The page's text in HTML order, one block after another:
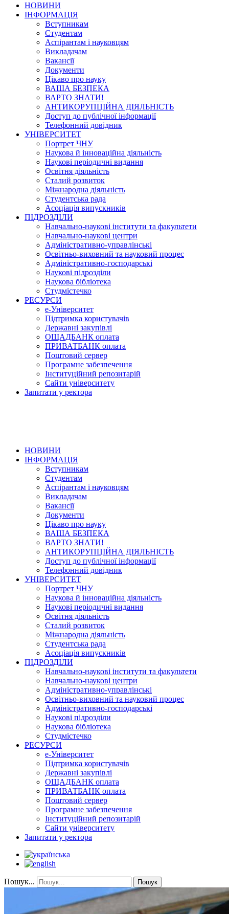
НОВИНИ
ІНФОРМАЦІЯ
Вступникам
Студентам
Аспірантам і науковцям
Викладачам
Вакансії
Документи
Цікаво про науку
ВАША БЕЗПЕКА
ВАРТО ЗНАТИ!
АНТИКОРУПЦІЙНА ДІЯЛЬНІСТЬ
Доступ до публічної інформації
Телефонний довідник
УНІВЕРСИТЕТ
Портрет ЧНУ
Наукова й інноваційна діяльність
Наукові періодичні видання
Освітня діяльність
Сталий розвиток
Міжнародна діяльність
Студентська рада
Асоціація випускників
ПІДРОЗДІЛИ
Навчально-наукові інститути та факультети
Навчально-наукові центри
Адміністративно-управлінські
Освітньо-виховний та науковий процес
Адміністративно-господарські
Наукові підрозділи
Наукова бібліотека
Студмістечко
РЕСУРСИ
е-Університет
Підтримка користувачів
Державні закупівлі
ОЩАДБАНК оплата
ПРИВАТБАНК оплата
Поштовий сервер
Програмне забезпечення
Інституційний репозитарій
Сайти університету
Запитати у ректора
НОВИНИ
ІНФОРМАЦІЯ
Вступникам
Студентам
Аспірантам і науковцям
Викладачам
Вакансії
Документи
Цікаво про науку
ВАША БЕЗПЕКА
ВАРТО ЗНАТИ!
АНТИКОРУПЦІЙНА ДІЯЛЬНІСТЬ
Доступ до публічної інформації
Телефонний довідник
УНІВЕРСИТЕТ
Портрет ЧНУ
Наукова й інноваційна діяльність
Наукові періодичні видання
Освітня діяльність
Сталий розвиток
Міжнародна діяльність
Студентська рада
Асоціація випускників
ПІДРОЗДІЛИ
Навчально-наукові інститути та факультети
Навчально-наукові центри
Адміністративно-управлінські
Освітньо-виховний та науковий процес
Адміністративно-господарські
Наукові підрозділи
Наукова бібліотека
Студмістечко
РЕСУРСИ
е-Університет
Підтримка користувачів
Державні закупівлі
ОЩАДБАНК оплата
ПРИВАТБАНК оплата
Поштовий сервер
Програмне забезпечення
Інституційний репозитарій
Сайти університету
Запитати у ректора
Пошук... Пошук